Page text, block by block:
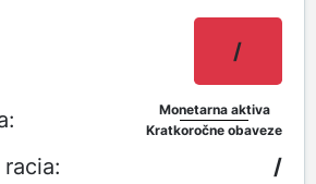
/
Monetarna aktiva
Kratkoročne obaveze
/